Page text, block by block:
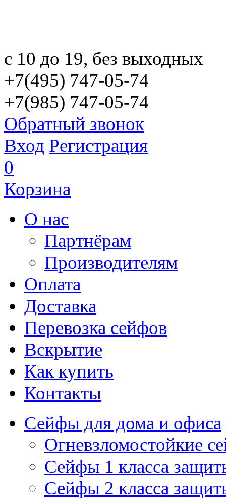
с 10 до 19, без выходных
+7(495) 747-05-74
+7(985) 747-05-74
Обратный звонок
Вход Регистрация
0
Корзина
О нас
Партнёрам
Производителям
Оплата
Доставка
Перевозка сейфов
Вскрытие
Как купить
Контакты
Сейфы для дома и офиса
Огневзломостойкие
Сейфы 1 класса
Сейфы 2 класса